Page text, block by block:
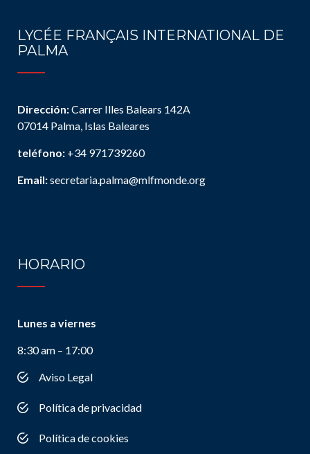
LYCÉE FRANÇAIS INTERNATIONAL DE
PALMA
Dirección:Carrer Illes Balears 142A
07014 Palma, Islas Baleares
teléfono: +34 971739260
Email:secretaria.palma@mlfmonde.org
HORARIO
Lunes a viernes
8:30 am – 17:00
Aviso Legal
Política de privacidad
Política de cookies